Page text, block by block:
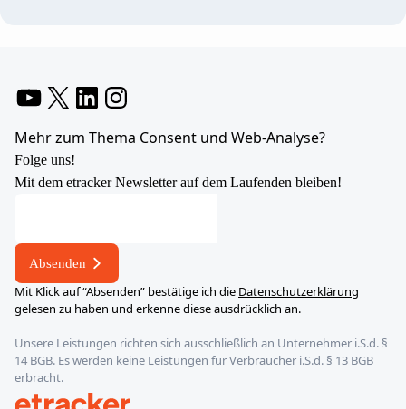
Mehr zum Thema Consent und Web-Analyse?
Folge uns!
Mit dem etracker Newsletter auf dem Laufenden bleiben!
Absenden
Mit Klick auf “Absenden” bestätige ich die Datenschutzerklärung
gelesen zu haben und erkenne diese ausdrücklich an.
Unsere Leistungen richten sich ausschließlich an Unternehmer i.S.d. §
14 BGB. Es werden keine Leistungen für Verbraucher i.S.d. § 13 BGB
erbracht.